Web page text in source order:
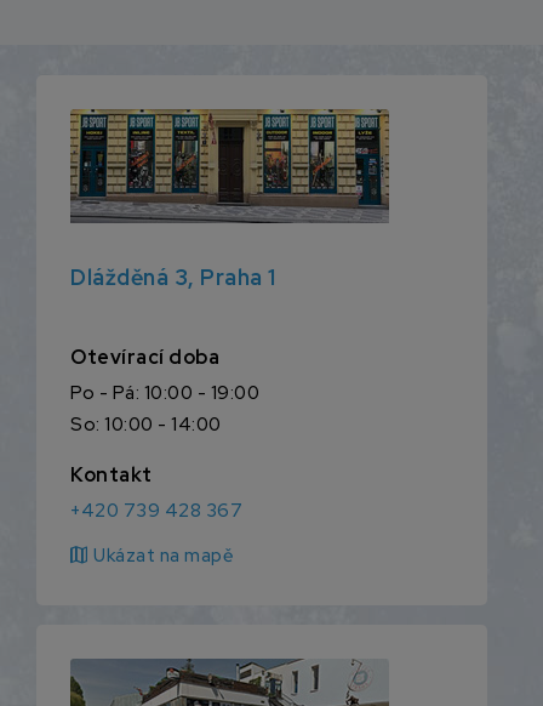
Dlážděná 3, Praha 1
Otevírací doba
Po - Pá: 10:00 - 19:00
So: 10:00 - 14:00
Kontakt
+420 739 428 367
map Ukázat na mapě